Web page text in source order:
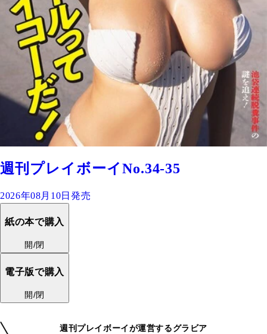
週刊プレイボーイNo.34-35
2026年08月10日発売
紙の本で購入
開/閉
電子版で購入
開/閉
週刊プレイボーイが運営するグラビア